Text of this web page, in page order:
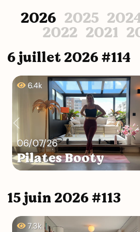
2026 2025
2022 2021
6 juillet 2026 #114
06/07/26
Pilates Booty
6.4k
15 juin 2026 #113
7.3k